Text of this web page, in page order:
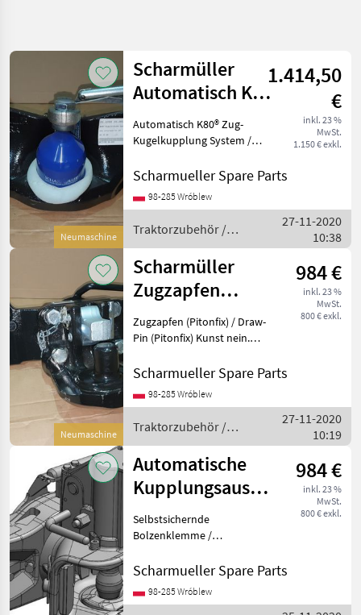
Neumaschine
Scharmüller
Automatisch K80
Kugeleinsatz /
Ball K80 insert
1.414,50
€
inkl. 23 %
MwSt.
1.150 € exkl.
Automatisch K80® Zug-
Kugelkupplung System /
Coupling System Artikel
Nummer. 05.6390.46-A02 ----
-- //// Schreib uns an //// ----
Scharmueller Spare Parts
98-285 Wróblew
Traktorzubehör /
Scharmüller
27-11-2020
10:38
Neumaschine
Scharmüller
Zugzapfen
(Pitonfix) /
Draw-Pin Einsatz
984 €
inkl. 23 %
MwSt.
800 € exkl.
Zugzapfen (Pitonfix) / Draw-
Pin (Pitonfix) Kunst nein.
390/25/32 (Wir haben
andere Dimensionen / we
have other dimensions) -----
Scharmueller Spare Parts
98-285 Wróblew
Traktorzubehör /
Scharmüller
27-11-2020
10:19
Automatische
Kupplungsausrückung
Gabelkopf Typ
u.a. John Deere
984 €
inkl. 23 %
MwSt.
800 € exkl.
Selbstsichernde
Bolzenklemme /
Gabelkopfausführung
Art.Nr. 07.3303.299-A17
Abmessung 330/25/32 (Wir
Scharmueller Spare Parts
98-285 Wróblew